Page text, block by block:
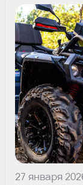
27 января